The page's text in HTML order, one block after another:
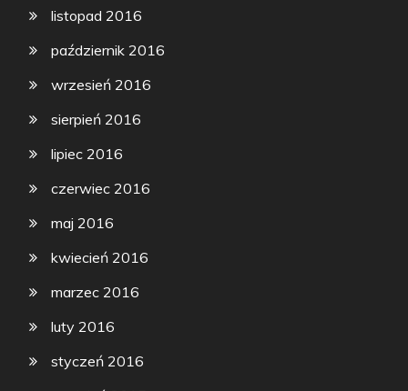
listopad 2016
październik 2016
wrzesień 2016
sierpień 2016
lipiec 2016
czerwiec 2016
maj 2016
kwiecień 2016
marzec 2016
luty 2016
styczeń 2016